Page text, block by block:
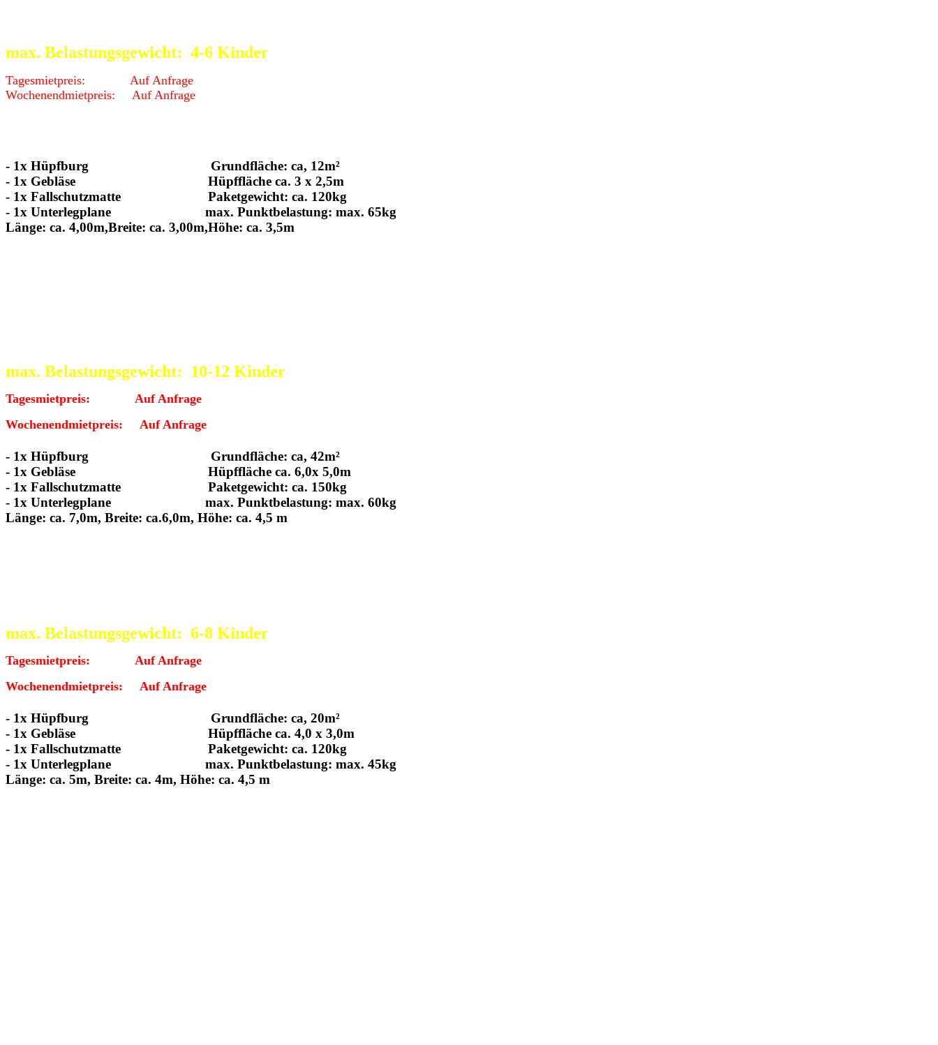
max. Belastungsgewicht: 4-6 Kinder
Tagesmietpreis: Auf Anfrage
Wochenendmietpreis: Auf Anfrage
- 1x Hüpfburg Grundfläche: ca, 12m²
- 1x Gebläse Hüpffläche ca. 3 x 2,5m
- 1x Fallschutzmatte Paketgewicht: ca. 120kg
- 1x Unterlegplane max. Punktbelastung: max. 65kg
Länge: ca. 4,00m,Breite: ca. 3,00m,Höhe: ca. 3,5m
max. Belastungsgewicht: 10-12 Kinder
Tagesmietpreis: Auf Anfrage
Wochenendmietpreis: Auf Anfrage
- 1x Hüpfburg Grundfläche: ca, 42m²
- 1x Gebläse Hüpffläche ca. 6,0x 5,0m
- 1x Fallschutzmatte Paketgewicht: ca. 150kg
- 1x Unterlegplane max. Punktbelastung: max. 60kg
Länge: ca. 7,0m, Breite: ca.6,0m, Höhe: ca. 4,5 m
max. Belastungsgewicht: 6-8 Kinder
Tagesmietpreis: Auf Anfrage
Wochenendmietpreis: Auf Anfrage
- 1x Hüpfburg Grundfläche: ca, 20m²
- 1x Gebläse Hüpffläche ca. 4,0 x 3,0m
- 1x Fallschutzmatte Paketgewicht: ca. 120kg
- 1x Unterlegplane max. Punktbelastung: max. 45kg
Länge: ca. 5m, Breite: ca. 4m, Höhe: ca. 4,5 m